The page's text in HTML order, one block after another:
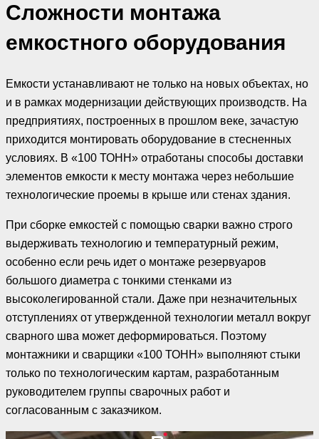
Сложности монтажа
емкостного оборудования
Емкости устанавливают не только на новых объектах, но
и в рамках модернизации действующих производств. На
предприятиях, построенных в прошлом веке, зачастую
приходится монтировать оборудование в стесненных
условиях. В «100 ТОНН» отработаны способы доставки
элементов емкости к месту монтажа через небольшие
технологические проемы в крыше или стенах здания.
При сборке емкостей с помощью сварки важно строго
выдерживать технологию и температурный режим,
особенно если речь идет о монтаже резервуаров
большого диаметра с тонкими стенками из
высоколегированной стали. Даже при незначительных
отступлениях от утвержденной технологии металл вокруг
сварного шва может деформироваться. Поэтому
монтажники и сварщики «100 ТОНН» выполняют стыки
только по технологическим картам, разработанным
руководителем группы сварочных работ и
согласованным с заказчиком.